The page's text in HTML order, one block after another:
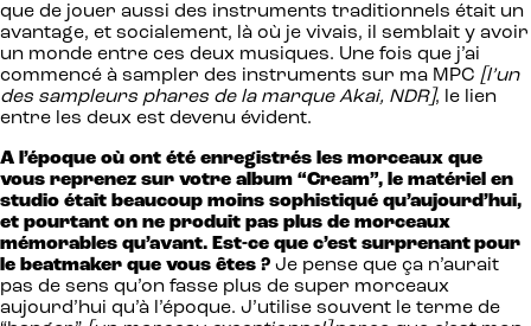
que de jouer aussi des instruments traditionnels était un
avantage, et socialement, là où je vivais, il semblait y avoir
un monde entre ces deux musiques. Une fois que j’ai
commencé à sampler des instruments sur ma MPC [l’un
des sampleurs phares de la marque Akai, NDR], le lien
entre les deux est devenu évident.
A l’époque où ont été enregistrés les morceaux que
vous reprenez sur votre album “Cream”, le matériel en
studio était beaucoup moins sophistiqué qu’aujourd’hui,
et pourtant on ne produit pas plus de morceaux
mémorables qu’avant. Est-ce que c’est surprenant pour
le beatmaker que vous êtes ? Je pense que ça n’aurait
pas de sens qu’on fasse plus de super morceaux
aujourd’hui qu’à l’époque. J’utilise souvent le terme de